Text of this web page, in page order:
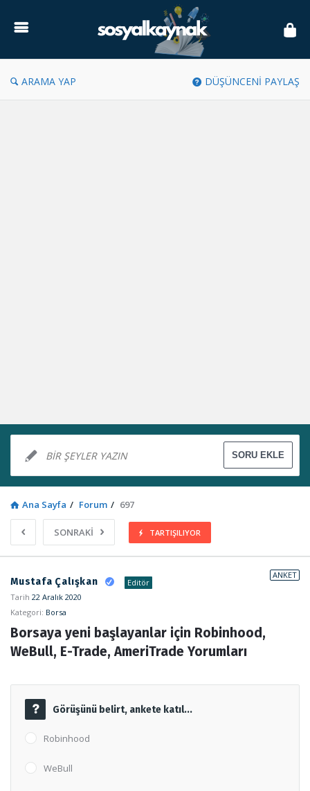
Kaynak
ARAMA YAP DÜŞÜNCENİ PAYLAŞ
Ana Sayfa / Forum / 697
SONRAKİ TARTIŞILIYOR
Sosyal
Kaynak
Latest
Forum
ANKET
Mustafa Çalışkan
Editör
Tarih 22 Aralık 2020
Kategori: Borsa
Borsaya yeni başlayanlar için Robinhood,
WeBull, E-Trade, AmeriTrade Yorumları
Görüşünü belirt, ankete katıl...
Robinhood
WeBull